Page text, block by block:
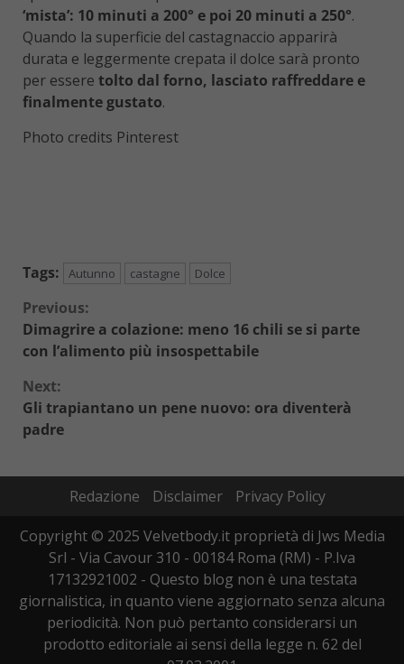
‘mista’: 10 minuti a 200° e poi 20 minuti a 250°.
Quando la superficie del castagnaccio apparirà
durata e leggermente crepata il dolce sarà pronto
per essere tolto dal forno, lasciato raffreddare e
finalmente gustato.
Photo credits Pinterest
Tags: Autunno castagne Dolce
Continue
Reading
Previous:
Dimagrire a colazione: meno 16 chili se si parte
con l’alimento più insospettabile
Next:
Gli trapiantano un pene nuovo: ora diventerà
padre
Redazione Disclaimer
Privacy Policy
Copyright © 2025 Velvetbody.it proprietà di Jws Media
Srl - Via Cavour 310 - 00184 Roma (RM) - P.Iva
17132921002 - Questo blog non è una testata
giornalistica, in quanto viene aggiornato senza alcuna
periodicità. Non può pertanto considerarsi un
prodotto editoriale ai sensi della legge n. 62 del